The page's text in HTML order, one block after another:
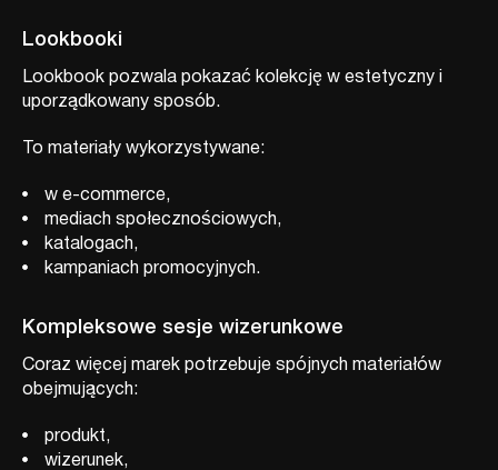
Lookbooki
Lookbook pozwala pokazać kolekcję w estetyczny i
uporządkowany sposób.
To materiały wykorzystywane:
w e-commerce,
mediach społecznościowych,
katalogach,
kampaniach promocyjnych.
Kompleksowe sesje wizerunkowe
Coraz więcej marek potrzebuje spójnych materiałów
obejmujących:
produkt,
wizerunek,